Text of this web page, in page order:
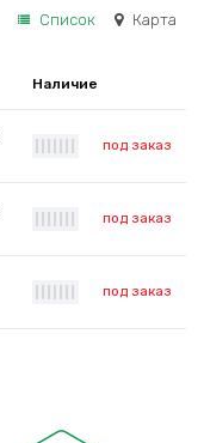
Список Карта
Наличие
под заказ
под заказ
под заказ